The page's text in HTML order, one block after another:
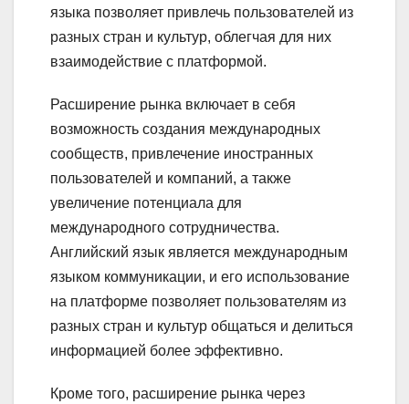
языка позволяет привлечь пользователей из
разных стран и культур, облегчая для них
взаимодействие с платформой.
Расширение рынка включает в себя
возможность создания международных
сообществ, привлечение иностранных
пользователей и компаний, а также
увеличение потенциала для
международного сотрудничества.
Английский язык является международным
языком коммуникации, и его использование
на платформе позволяет пользователям из
разных стран и культур общаться и делиться
информацией более эффективно.
Кроме того, расширение рынка через